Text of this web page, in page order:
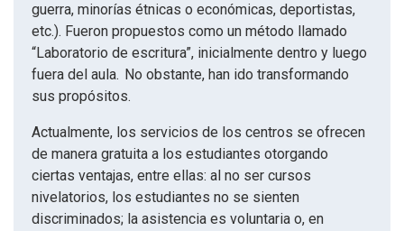
guerra, minorías étnicas o económicas, deportistas,
etc.). Fueron propuestos como un método llamado
“Laboratorio de escritura”, inicialmente dentro y luego
fuera del aula. No obstante, han ido transformando
sus propósitos.
Actualmente, los servicios de los centros se ofrecen
de manera gratuita a los estudiantes otorgando
ciertas ventajas, entre ellas: al no ser cursos
nivelatorios, los estudiantes no se sienten
discriminados; la asistencia es voluntaria o, en